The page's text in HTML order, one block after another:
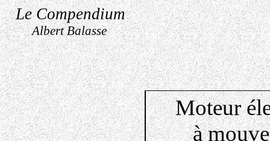
Le Compendium
Albert Balasse
Moteur
à